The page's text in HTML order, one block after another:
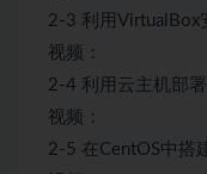
2-3 利用VirtualBox
视频：
2-4 利用云主机部
视频：
2-5 在CentOS中搭